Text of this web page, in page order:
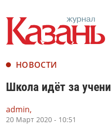
НОВОСТИ
Школа идёт за
admin,
20 Март 2020 - 10:51